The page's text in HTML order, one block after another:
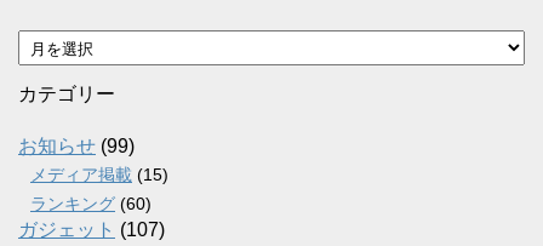
ア
ー
カ
ブ
カテゴリー
お知らせ (99)
メディア掲載 (15)
ランキング (60)
ガジェット (107)